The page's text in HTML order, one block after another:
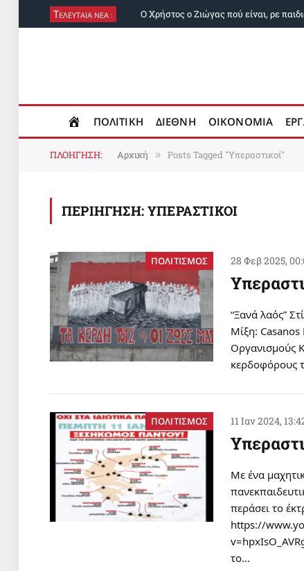
ΤΕΛΕΥΤΑΙΑ ΝΕΑ : Ο Χρήστος ο Ζιώγας πού είναι, ρε
ΠΟΛΙΤΙΚΗ ΔΙΕΘΝΗ ΟΙΚΟΝΟΜΙΑ
ΠΛΟΗΓΗΣΗ: Αρχική » Posts Tagged "Υπεραστικοί"
ΠΕΡΙΗΓΗΣΗ:ΥΠΕΡΑΣΤΙΚΟΙ
ΠΟΛΙΤΙΣΜΟΣ 28 Φεβ 2025,
“Ξανά λαός”
Μίξη: Casanos
Οργανισμούς
κερδοφόρους
ΠΟΛΙΤΙΣΜΟΣ 11 Ιαν 2024,
Με ένα
περάσει το
https://
το…